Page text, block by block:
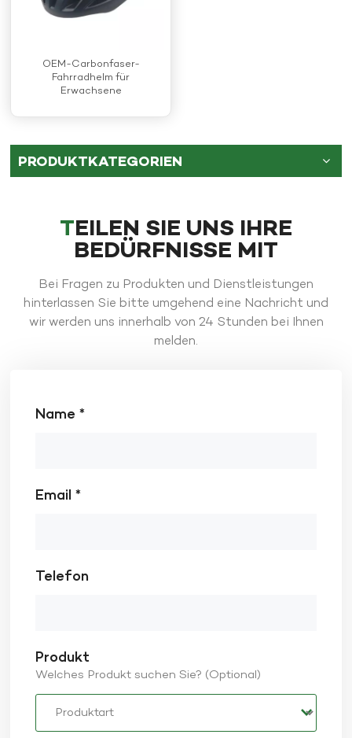
OEM-Carbonfaser-
Fahrradhelm für
Erwachsene
PRODUKTKATEGORIEN
TEILEN SIE UNS IHRE
BEDÜRFNISSE MIT
Bei Fragen zu Produkten und Dienstleistungen
hinterlassen Sie bitte umgehend eine Nachricht und
wir werden uns innerhalb von 24 Stunden bei Ihnen
melden.
Name *
Email *
Telefon
Produkt
Welches Produkt suchen Sie? (Optional)